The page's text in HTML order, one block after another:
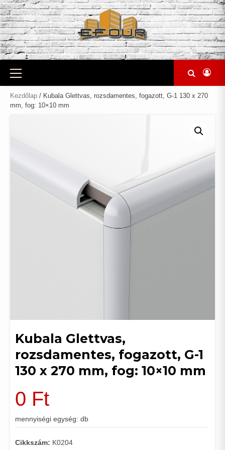
Skip
to
content
Primary
Menu
Kezdőlap / Kubala Glettvas, rozsdamentes, fogazott, G-1 130 x 270
mm, fog: 10×10 mm
Kubala Glettvas,
rozsdamentes, fogazott, G-1
130 x 270 mm, fog: 10×10 mm
0 Ft
mennyiségi egység: db
Cikkszám: K0204